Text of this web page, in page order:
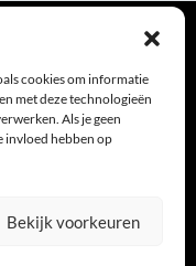
cookies om informatie
met deze technologieën
Als je geen
invloed hebben op
Bekijk voorkeuren